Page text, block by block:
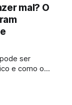
mal? O
ser
e como o